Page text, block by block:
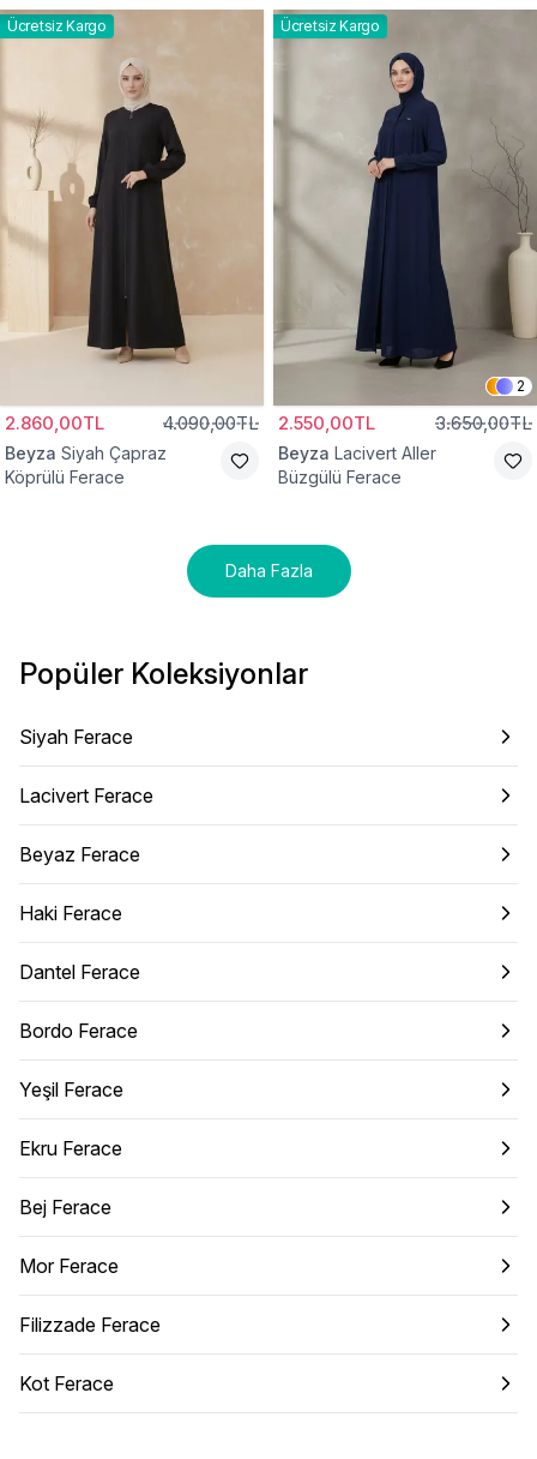
Ücretsiz Kargo
2.860,00TL 4.090,00TL
Beyza Siyah Çapraz
Köprülü Ferace
Ücretsiz Kargo
2
2.550,00TL 3.650,00TL
Beyza Lacivert Aller
Büzgülü Ferace
Daha Fazla
Popüler Koleksiyonlar
Siyah Ferace
Lacivert Ferace
Beyaz Ferace
Haki Ferace
Dantel Ferace
Bordo Ferace
Yeşil Ferace
Ekru Ferace
Bej Ferace
Mor Ferace
Filizzade Ferace
Kot Ferace